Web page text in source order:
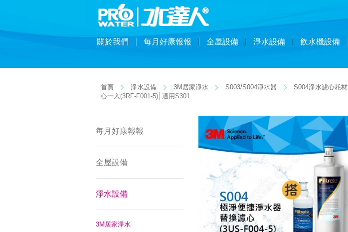
關於我們 每月好康報報 全屋設備 淨水設備 飲水機設備
首頁 淨水設備 3M居家淨水 S003/S004淨水器 S004淨水濾心耗材
心一入(3RF-F001-5)│適用S301
每月好康報報
全屋設備
淨水設備
3M居家淨水